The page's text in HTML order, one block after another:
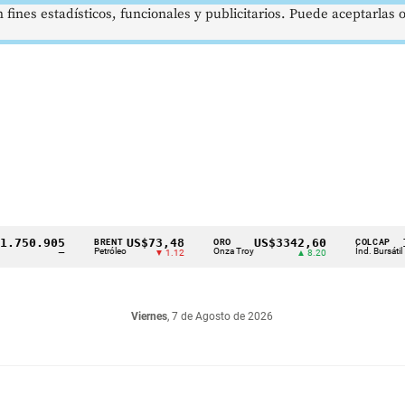
BRENT
Petróleo
US$73,48
▼ 1.12 Onza Troy
US$3342,60
▲ 8.20
COLCAP
Índ. Bursátil
Viernes, 7 de Agosto de 2026
estadísticos, funcionales y publicitarios. Puede aceptarlas